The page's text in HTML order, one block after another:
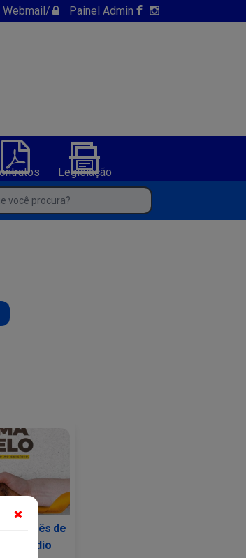
Webmail/ Painel Admin
Legislação
BA
procura?
mês de
suicídio